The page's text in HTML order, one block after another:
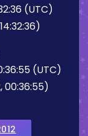
(UTC)
(UTC)
00:36:55)